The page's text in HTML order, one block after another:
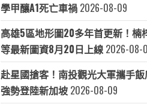
學甲釀A1死亡車禍 2026-08-09
高雄5區地形圖20多年首更新！楠
等最新圖資8月20日上線 2026-08-
赴星國搶客！南投觀光大軍攜手
強勢登陸新加坡 2026-08-09